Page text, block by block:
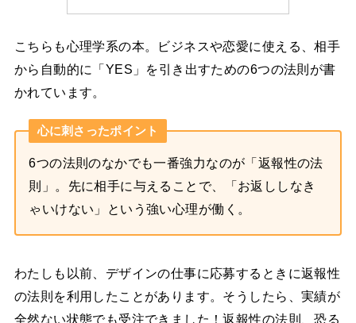
こちらも心理学系の本。ビジネスや恋愛に使える、相手
から自動的に「YES」を引き出すための6つの法則が書
かれています。
心に刺さったポイント
6つの法則のなかでも一番強力なのが「返報性の法
則」。先に相手に与えることで、「お返ししなき
ゃいけない」という強い心理が働く。
わたしも以前、デザインの仕事に応募するときに返報性
の法則を利用したことがあります。そうしたら、実績が
全然ない状態でも受注できました！返報性の法則、恐る